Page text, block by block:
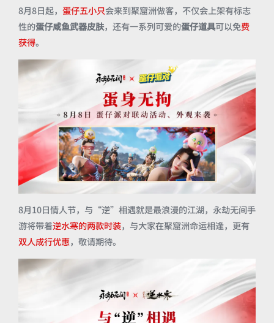
8月8日起， 蛋仔五小只会来到聚窟洲做客，不仅会上架有标志
性的蛋仔咸鱼武器皮肤，还有一系列可爱的蛋仔道具可以免费
获得。
8月10日情人节，与“逆”相遇就是最浪漫的江湖，永劫无间手
游将带着逆水寒的两款时装，与大家在聚窟洲命运相逢，更有
双人成行优惠，敬请期待。